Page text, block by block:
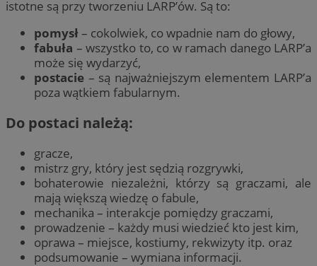
istotne są przy tworzeniu LARP’ów. Są to:
pomysł– cokolwiek, co wpadnie nam do głowy,
fabuła – wszystko to, co w ramach danego LARP’a
może się wydarzyć,
postacie – są najważniejszym elementem LARP’a
poza wątkiem fabularnym.
Do postaci należą:
gracze,
mistrz gry, który jest sędzią rozgrywki,
bohaterowie niezależni, którzy są graczami, ale
mają większą wiedzę o fabule,
mechanika – interakcje pomiędzy graczami,
prowadzenie – każdy musi wiedzieć kto jest kim,
oprawa – miejsce, kostiumy, rekwizyty itp. oraz
podsumowanie – wymiana informacji.